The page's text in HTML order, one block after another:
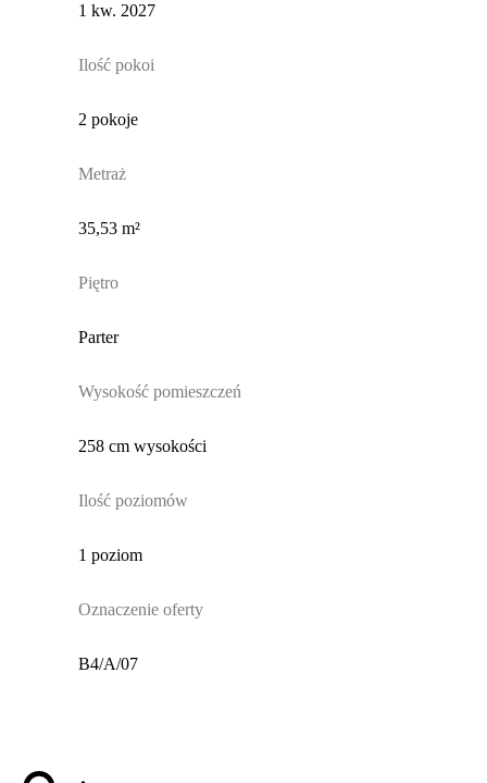
1 kw. 2027
Ilość pokoi
2 pokoje
Metraż
35,53 m²
Piętro
Parter
Wysokość pomieszczeń
258 cm wysokości
Ilość poziomów
1 poziom
Oznaczenie oferty
B4/A/07